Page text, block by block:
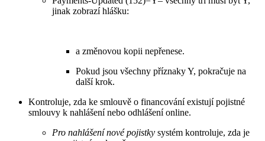
jinak zobrazí hlášku:
a změnovou kopii nepřenese.
Pokud jsou všechny příznaky Y, pokračuje na
další krok.
Kontroluje, zda ke smlouvě o financování existují pojistné
smlouvy k nahlášení nebo odhlášení online.
Pro nahlášení nové pojistky systém kontroluje, zda je